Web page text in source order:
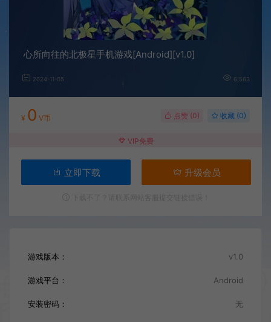
心所向往的北极星手机游戏[Android][v1.0]
2024-11-05 6,563
¥ 0 V币 点赞 (0) 收藏 (0)
VIP免费
立即下载 升级会员
游戏版本： v1.0
游戏平台： Android
安装密码： 无